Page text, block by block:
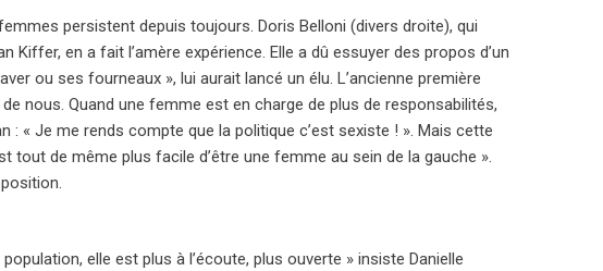
persistent depuis toujours. Doris Belloni (divers droite), qui
en a fait l’amère expérience. Elle a dû essuyer des propos d’un
ou ses fourneaux », lui aurait lancé un élu. L’ancienne première
nous. Quand une femme est en charge de plus de responsabilités,
: « Je me rends compte que la politique c’est sexiste ! ». Mais cette
tout de même plus facile d’être une femme au sein de la gauche ».
elle est plus à l’écoute, plus ouverte » insiste Danielle